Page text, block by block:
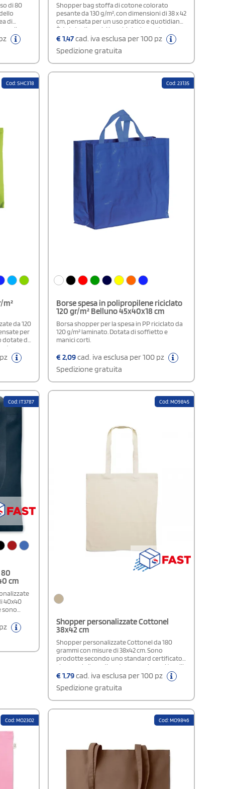
di 80
di
cucite
Shopper bag stoffa di cotone colorato
pesante da 130 g/m², con dimensioni di 38 x 42
cm, pensata per un uso pratico e quotidiano.
È dotata di manici lunghi che la rendono
comoda da trasportare ed è disponibile in
numerose varianti di colore. Funzionale ed
economica, rappresenta una soluzione
ideale se stai organizzando un evento
€1,47cad. iva esclusa per 100 pz
Spedizione gratuita
Cod: SHC318
m²
da 120
per
dotate di
Il
tipo di
Cod: 23135
Borse spesa in polipropilene riciclato
120 gr/m² Belluno 45x40x18 cm
Borsa shopper per la spesa in PP riciclato da
120 g/m² laminato. Dotata di soffietto e
manici corti.
€2,09cad. iva esclusa per 100 pz
Spedizione gratuita
Cod: IT3787
cm
40x40
sono
da
Cod: MO9845
Shopper personalizzate Cottonel
38x42 cm
Shopper personalizzate Cottonel da 180
grammi con misure di 38x42 cm. Sono
prodotte secondo uno standard certificato
che regola l'uso di sostanze nocive nei tessili.
Il modello prevede i manici lunghi e la stampa
può avvenire anche in ricamo. Sono ideali
come omaggi pubblicitari per negozi e
aziende.
€1,79cad. iva esclusa per 100 pz
Spedizione gratuita
Cod: MO2302 Cod: MO9846